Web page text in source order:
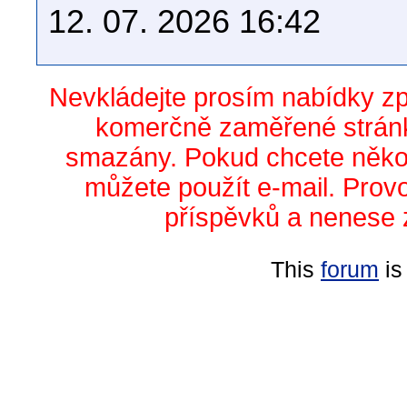
12. 07. 2026 16:42
Nevkládejte prosím nabídky
komerčně zaměřené
smazány. Pokud chcete
můžete použít e-mail.
příspěvků a nenese
This forum